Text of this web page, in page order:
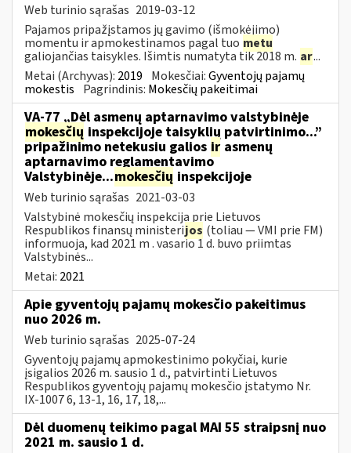
Web turinio sąrašas 2019-03-12
Pajamos pripažįstamos jų gavimo (išmokėjimo)
momentu ir apmokestinamos pagal tuo metu
galiojančias taisykles. Išimtis numatyta tik 2018 m. ar...
Metai (Archyvas): 2019 Mokesčiai:Gyventojų pajamų
mokestis Pagrindinis: Mokesčių pakeitimai
VA-77 „Dėl asmenų aptarnavimo valstybinėje
mokesčių inspekcijoje taisyklių patvirtinimo...”
pripažinimo netekusiu galios ir asmenų
aptarnavimo reglamentavimo
Valstybinėje...mokesčių inspekcijoje
Web turinio sąrašas 2021-03-03
Valstybinė mokesčių inspekcija prie Lietuvos
Respublikos finansų ministerijos (toliau — VMI prie FM)
informuoja, kad 2021 m . vasario 1 d. buvo priimtas
Valstybinės...
Metai: 2021
Apie gyventojų pajamų mokesčio pakeitimus
nuo 2026 m.
Web turinio sąrašas 2025-07-24
Gyventojų pajamų apmokestinimo pokyčiai, kurie
įsigalios 2026 m. sausio 1 d., patvirtinti Lietuvos
Respublikos gyventojų pajamų mokesčio įstatymo Nr.
IX-1007 6, 13-1, 16, 17, 18,...
Dėl duomenų teikimo pagal MAI 55 straipsnį nuo
2021 m. sausio 1 d.